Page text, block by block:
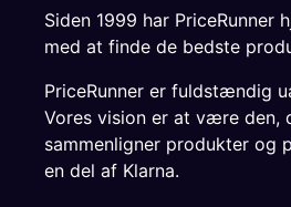
Siden 1999 har PriceRunner
med at finde de bedste
PriceRunner er fuldstændig
Vores vision er at være den,
sammenligner produkter og
en del af Klarna.